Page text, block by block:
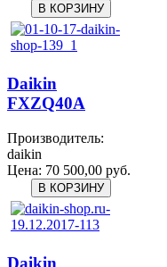
Daikin
FXZQ40A
Производитель:
daikin
Цена: 70 500,00 руб.
Daikin